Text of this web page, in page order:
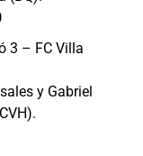
3 – FC Villa
y Gabriel